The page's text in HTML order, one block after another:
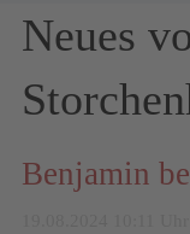
Neues
Benjamin